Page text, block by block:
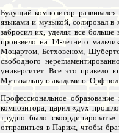
Будущий композитор
языками и музыкой, солировал в
забросил их, уделяя все
произвело на 14-летнего
Моцартом, Бетховеном,
свободного
университет. Все это привело
Музыкальную академию. Орф
Профессиональное
композитора, царил «дух
трудно было
отправиться в Париж, чтобы